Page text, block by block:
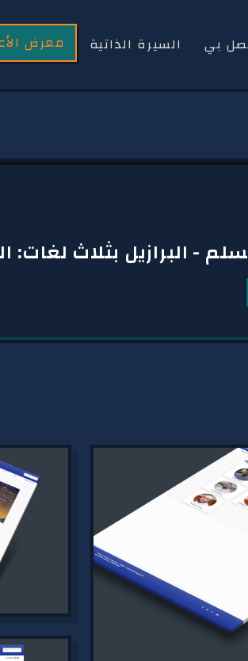
بي السيرة الذاتية معرض
البرازيل بثلاث لغات: